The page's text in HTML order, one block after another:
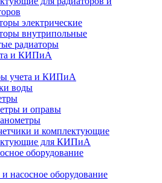
электрические
внутрипольные
радиаторы
и КИПиА
учета и КИПиА
воды
и оправы
и комплектующие
для КИПиА
оборудование
насосное оборудование